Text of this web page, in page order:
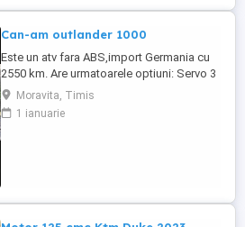
Can-am outlander 1000
Este un atv fara ABS,import Germania cu
2550 km. Are urmatoarele optiuni: Servo 3
nivele Suspensie FOX cu rebound Bullbar
fata Bullbar spate Handguardurile Can am
Jante beadlock
Moravita, Timis
1 ianuarie